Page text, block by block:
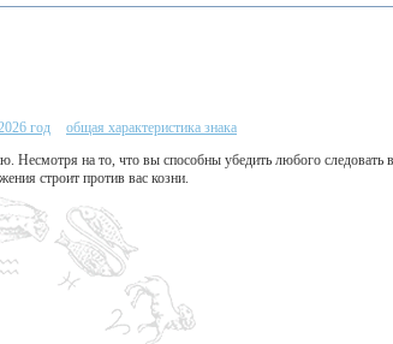
год
общая характеристика знака
Несмотря на то, что вы способны убедить любого следовать
строит против вас козни.